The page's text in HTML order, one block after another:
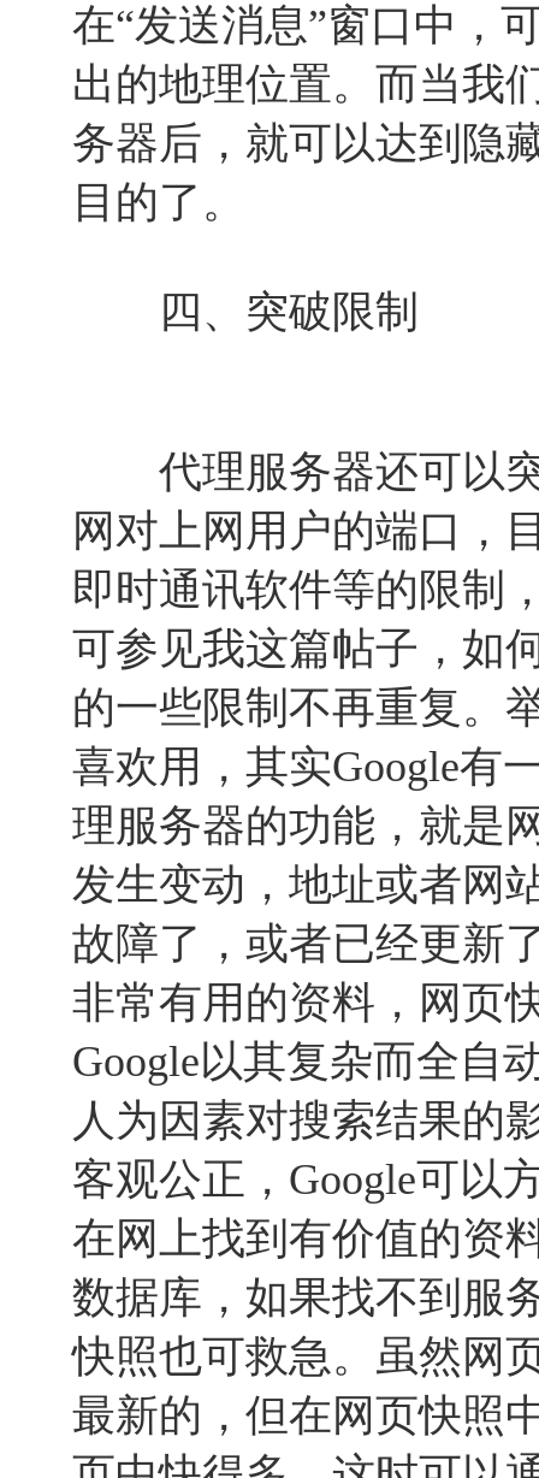
在“发送消息”窗口中，
出的地理位置。而当我
务器后，就可以达到隐
目的了。
四、突破限制
代理服务器还可以突
网对上网用户的端口，
即时通讯软件等的限制
可参见我这篇帖子，如
的一些限制不再重复。
喜欢用，其实Google有
理服务器的功能，就是
发生变动，地址或者网
故障了，或者已经更新
非常有用的资料，网页
Google以其复杂而全自
人为因素对搜索结果的
客观公正，Google可以
在网上找到有价值的资
数据库，如果找不到服
快照也可救急。虽然网
最新的，但在网页快照